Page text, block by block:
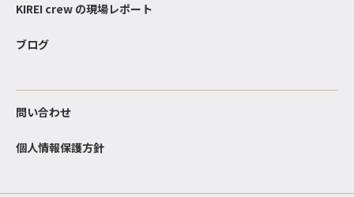
KIREI crew の現場レポート
ブログ
問い合わせ
個人情報保護方針